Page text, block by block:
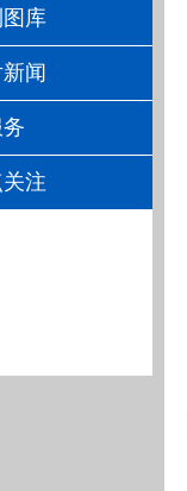
库
闻
务
注